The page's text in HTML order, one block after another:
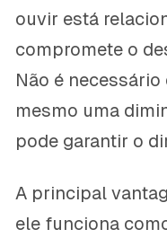
ouvir está
compromete o
Não é
mesmo uma
pode garantir o
A principal
ele funciona